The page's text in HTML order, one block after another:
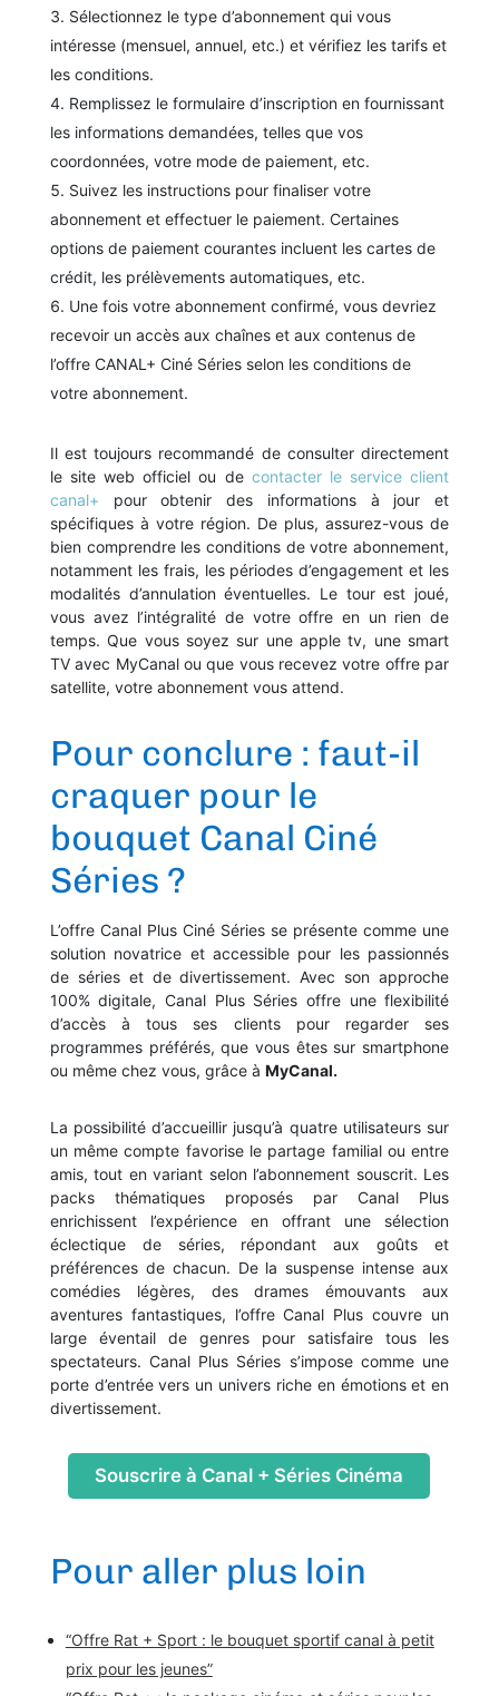
Sélectionnez le type d’abonnement qui vous
intéresse (mensuel, annuel, etc.) et vérifiez les tarifs et
les conditions.
Remplissez le formulaire d’inscription en fournissant
les informations demandées, telles que vos
coordonnées, votre mode de paiement, etc.
Suivez les instructions pour finaliser votre
abonnement et effectuer le paiement. Certaines
options de paiement courantes incluent les cartes de
crédit, les prélèvements automatiques, etc.
Une fois votre abonnement confirmé, vous devriez
recevoir un accès aux chaînes et aux contenus de
l’offre CANAL+ Ciné Séries selon les conditions de
votre abonnement.
Il est toujours recommandé de consulter directement
le site web officiel ou de contacter le service client
canal+ pour obtenir des informations à jour et
spécifiques à votre région. De plus, assurez-vous de
bien comprendre les conditions de votre abonnement,
notamment les frais, les périodes d’engagement et les
modalités d’annulation éventuelles. Le tour est joué,
vous avez l’intégralité de votre offre en un rien de
temps. Que vous soyez sur une apple tv, une smart
TV avec MyCanal ou que vous recevez votre offre par
satellite, votre abonnement vous attend.
Pour conclure : faut-il
craquer pour le
bouquet Canal Ciné
Séries ?
L’offre Canal Plus Ciné Séries se présente comme une
solution novatrice et accessible pour les passionnés
de séries et de divertissement. Avec son approche
100% digitale, Canal Plus Séries offre une flexibilité
d’accès à tous ses clients pour regarder ses
programmes préférés, que vous êtes sur smartphone
ou même chez vous, grâce à MyCanal.
La possibilité d’accueillir jusqu’à quatre utilisateurs sur
un même compte favorise le partage familial ou entre
amis, tout en variant selon l’abonnement souscrit. Les
packs thématiques proposés par Canal Plus
enrichissent l’expérience en offrant une sélection
éclectique de séries, répondant aux goûts et
préférences de chacun. De la suspense intense aux
comédies légères, des drames émouvants aux
aventures fantastiques, l’offre Canal Plus couvre un
large éventail de genres pour satisfaire tous les
spectateurs. Canal Plus Séries s’impose comme une
porte d’entrée vers un univers riche en émotions et en
divertissement.
Souscrire à Canal + Séries Cinéma
Pour aller plus loin
“Offre Rat + Sport : le bouquet sportif canal à petit
prix pour les jeunes”